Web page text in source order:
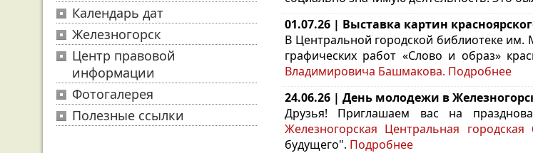
Календарь дат
Железногорск
Центр правовой
информации
Фотогалерея
Полезные ссылки
01.07.26 | Выставка картин
В Центральной городской библиотеке им.
графических работ «Слово и образ»
Владимировича Башмакова. Подробнее
24.06.26 | День молодежи в
Друзья! Приглашаем вас на
Железногорская Центральная городская
будущего". Подробнее